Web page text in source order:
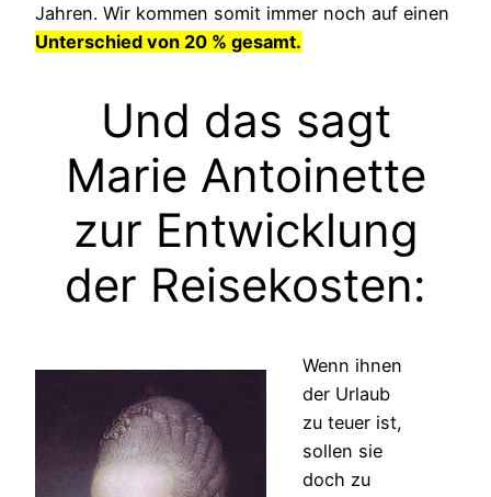
Jahren. Wir kommen somit immer noch auf einen
Unterschied von 20 % gesamt.
Und das sagt
Marie Antoinette
zur Entwicklung
der Reisekosten:
Wenn ihnen
der Urlaub
zu teuer ist,
sollen sie
doch zu